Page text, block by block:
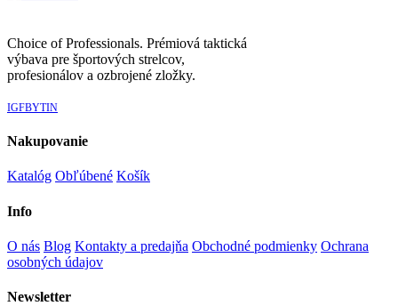
Choice of Professionals. Prémiová taktická
výbava pre športových strelcov,
profesionálov a ozbrojené zložky.
IGFBYTIN
Nakupovanie
Katalóg Obľúbené Košík
Info
O nás Blog Kontakty a predajňa Obchodné podmienky Ochrana
osobných údajov
Newsletter